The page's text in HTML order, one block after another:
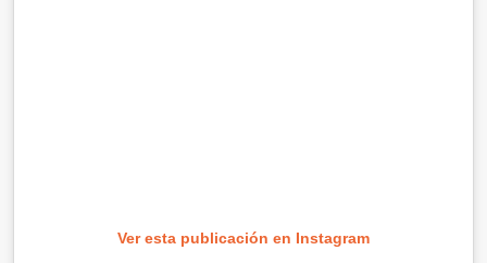
Ver esta publicación en Instagram